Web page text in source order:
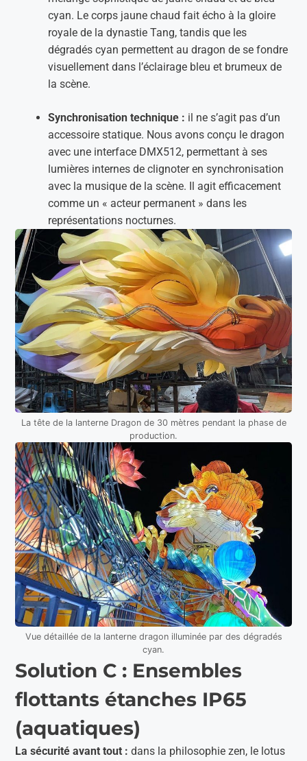
cyan. Le corps jaune chaud fait écho à la gloire
royale de la dynastie Tang, tandis que les
dégradés cyan permettent au dragon de se fondre
visuellement dans l’éclairage bleu et brumeux de
la scène.
Synchronisation technique : il ne s’agit pas d’un
accessoire statique. Nous avons conçu le dragon
avec une interface DMX512, permettant à ses
lumières internes de clignoter en synchronisation
avec la musique de la scène. Il agit efficacement
comme un « acteur permanent » dans les
représentations nocturnes.
La tête de la lanterne Dragon de 30 mètres pendant la phase de
production.
Vue détaillée de la lanterne dragon illuminée par des dégradés
cyan.
Solution C : Ensembles
flottants étanches IP65
(aquatiques)
La sécurité avant tout : dans la philosophie zen, le lotus